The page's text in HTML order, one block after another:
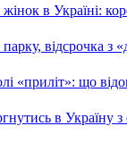
в Україні:
відсрочка з
«приліт»: що
в